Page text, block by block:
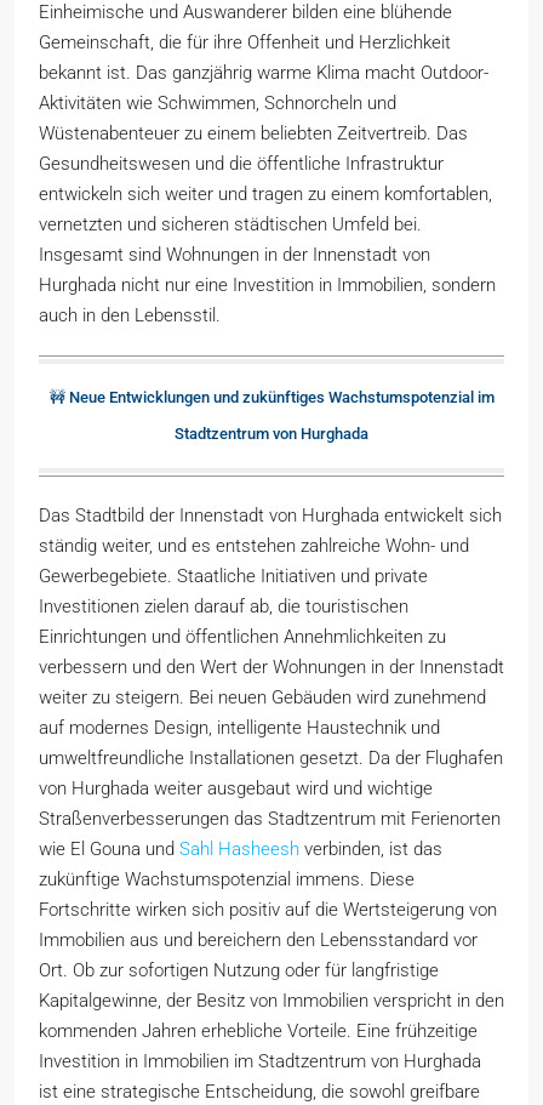
Einheimische und Auswanderer bilden eine blühende
Gemeinschaft, die für ihre Offenheit und Herzlichkeit
bekannt ist. Das ganzjährig warme Klima macht Outdoor-
Aktivitäten wie Schwimmen, Schnorcheln und
Wüstenabenteuer zu einem beliebten Zeitvertreib. Das
Gesundheitswesen und die öffentliche Infrastruktur
entwickeln sich weiter und tragen zu einem komfortablen,
vernetzten und sicheren städtischen Umfeld bei.
Insgesamt sind Wohnungen in der Innenstadt von
Hurghada nicht nur eine Investition in Immobilien, sondern
auch in den Lebensstil.
🚧 Neue Entwicklungen und zukünftiges Wachstumspotenzial im
Stadtzentrum von Hurghada
Das Stadtbild der Innenstadt von Hurghada entwickelt sich
ständig weiter, und es entstehen zahlreiche Wohn- und
Gewerbegebiete. Staatliche Initiativen und private
Investitionen zielen darauf ab, die touristischen
Einrichtungen und öffentlichen Annehmlichkeiten zu
verbessern und den Wert der Wohnungen in der Innenstadt
weiter zu steigern. Bei neuen Gebäuden wird zunehmend
auf modernes Design, intelligente Haustechnik und
umweltfreundliche Installationen gesetzt. Da der Flughafen
von Hurghada weiter ausgebaut wird und wichtige
Straßenverbesserungen das Stadtzentrum mit Ferienorten
wie El Gouna und Sahl Hasheesh verbinden, ist das
zukünftige Wachstumspotenzial immens. Diese
Fortschritte wirken sich positiv auf die Wertsteigerung von
Immobilien aus und bereichern den Lebensstandard vor
Ort. Ob zur sofortigen Nutzung oder für langfristige
Kapitalgewinne, der Besitz von Immobilien verspricht in den
kommenden Jahren erhebliche Vorteile. Eine frühzeitige
Investition in Immobilien im Stadtzentrum von Hurghada
ist eine strategische Entscheidung, die sowohl greifbare